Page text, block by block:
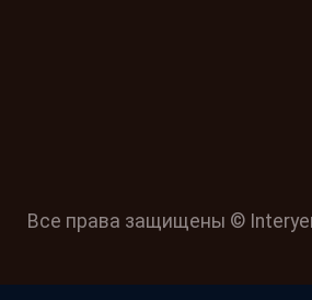
Все права защищены ©